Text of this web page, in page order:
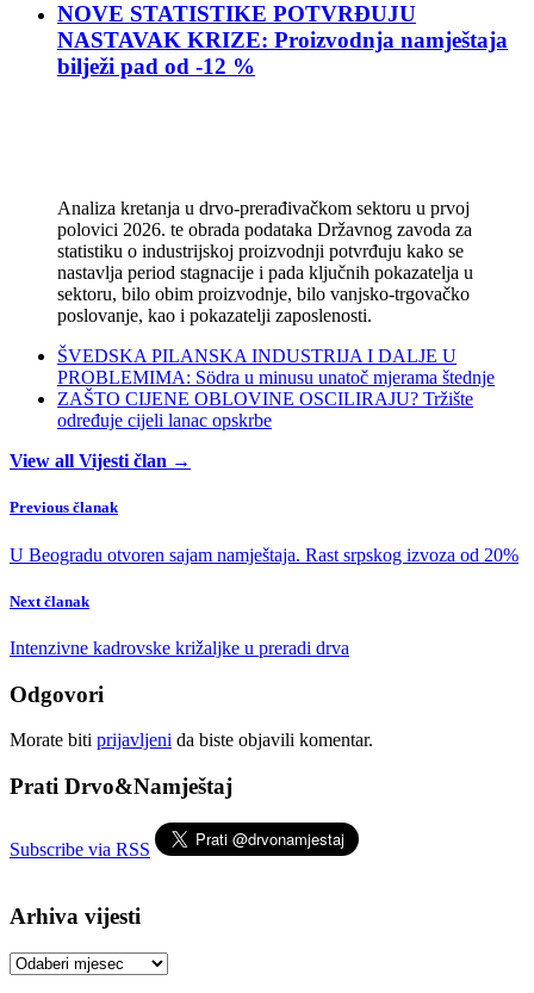
NOVE STATISTIKE POTVRĐUJU
NASTAVAK KRIZE: Proizvodnja namještaja
bilježi pad od -12 %
Analiza kretanja u drvo-prerađivačkom sektoru u prvoj
polovici 2026. te obrada podataka Državnog zavoda za
statistiku o industrijskoj proizvodnji potvrđuju kako se
nastavlja period stagnacije i pada ključnih pokazatelja u
sektoru, bilo obim proizvodnje, bilo vanjsko-trgovačko
poslovanje, kao i pokazatelji zaposlenosti.
ŠVEDSKA PILANSKA INDUSTRIJA I DALJE U
PROBLEMIMA: Södra u minusu unatoč mjerama štednje
ZAŠTO CIJENE OBLOVINE OSCILIRAJU? Tržište
određuje cijeli lanac opskrbe
View all Vijesti član →
Previous članak
U Beogradu otvoren sajam namještaja. Rast srpskog izvoza od 20%
Next članak
Intenzivne kadrovske križaljke u preradi drva
Odgovori
Morate biti prijavljeni da biste objavili komentar.
Prati Drvo&Namještaj
Subscribe via RSS
Arhiva vijesti
Arhiva